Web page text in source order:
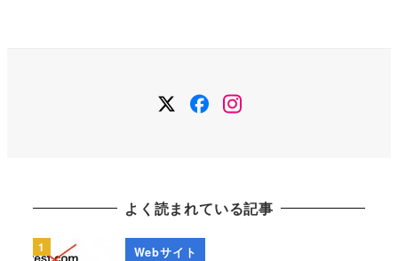
Twitter
Facebook
Instagram
よく読まれている記事
Webサイト